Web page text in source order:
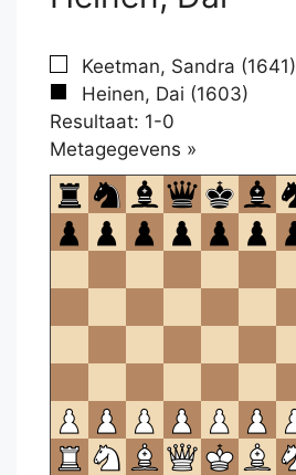
Keetman, Sandra (1641)
Heinen, Dai (1603)
Resultaat: 1-0
Metagegevens »
om
te
openen.